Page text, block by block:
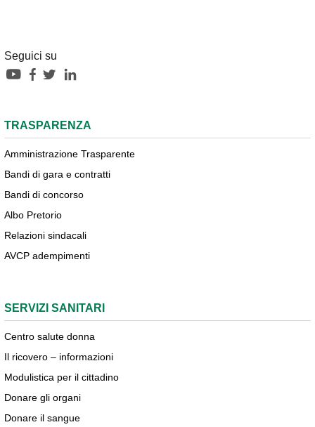
Seguici su
TRASPARENZA
Amministrazione Trasparente
Bandi di gara e contratti
Bandi di concorso
Albo Pretorio
Relazioni sindacali
AVCP adempimenti
SERVIZI SANITARI
Centro salute donna
Il ricovero – informazioni
Modulistica per il cittadino
Donare gli organi
Donare il sangue